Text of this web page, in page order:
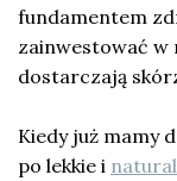
fundamentem
zainwestować w
dostarczają
Kiedy już mamy
po lekkie i